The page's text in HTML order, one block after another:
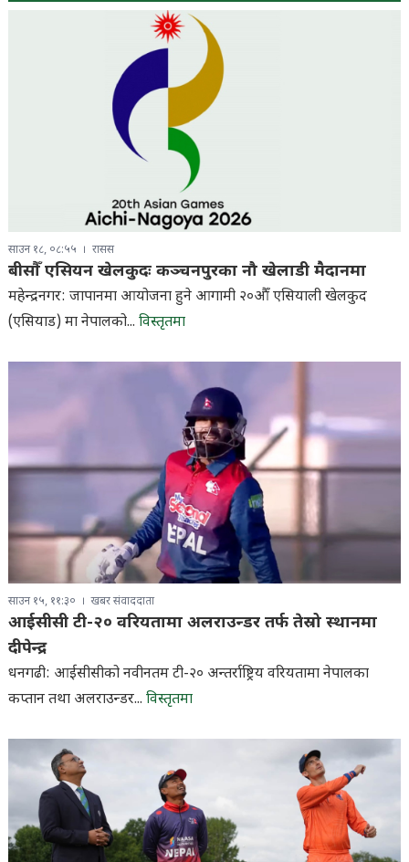
साउन १८, ०८:५५ रासस
बीसौँ एसियन खेलकुदः कञ्चनपुरका नौ खेलाडी मैदानमा
महेन्द्रनगर: जापानमा आयोजना हुने आगामी २०औँ एसियाली खेलकुद
(एसियाड) मा नेपालको... विस्तृतमा
साउन १५, ११:३० खबर संवाददाता
आईसीसी टी-२० वरियतामा अलराउन्डर तर्फ तेस्रो स्थानमा
दीपेन्द्र
धनगढी: आईसीसीको नवीनतम टी-२० अन्तर्राष्ट्रिय वरियतामा नेपालका
कप्तान तथा अलराउन्डर... विस्तृतमा